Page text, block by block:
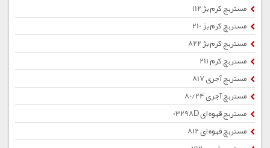
مستربچ کرم بژ 112
مستربچ کرم بژ 210
مستربچ کرم بژ 822
مستربچ کرم 211
مستربچ آجری 817
مستربچ آجری 80/24
مستربچ قهوه ای 03298D
مستربچ قهوه ای 812